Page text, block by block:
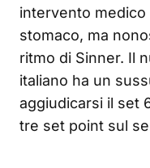
intervento
stomaco, ma
ritmo di Sinner. Il
italiano ha un
aggiudicarsi il set
tre set point sul